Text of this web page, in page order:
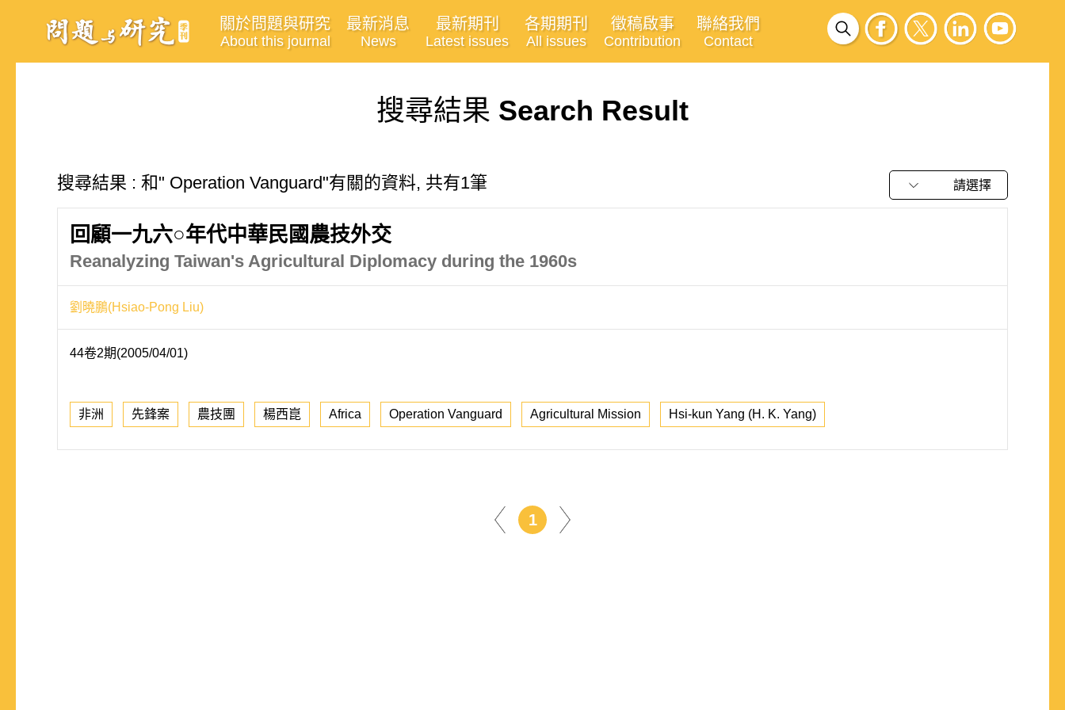
關於問題與研究
About this journal
最新消息
News
最新期刊
Latest issues
各期期刊
All issues
徵稿啟事
Contribution
聯絡我們
Contact
搜尋結果 Search Result
搜尋結果 : 和" Operation Vanguard"有關的資料, 共有1筆 請選擇
回顧一九六○年代中華民國農技外交
Reanalyzing Taiwan's Agricultural Diplomacy during the 1960s
劉曉鵬(Hsiao-Pong Liu)
44卷2期(2005/04/01)
非洲 先鋒案 農技團 楊西崑 Africa Operation Vanguard Agricultural Mission Hsi-kun Yang (H. K. Yang)
1